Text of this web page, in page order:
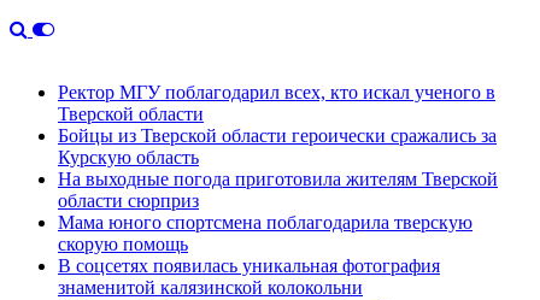
Ректор МГУ поблагодарил всех, кто искал ученого в
Тверской области
Бойцы из Тверской области героически сражались за
Курскую область
На выходные погода приготовила жителям Тверской
области сюрприз
Мама юного спортсмена поблагодарила тверскую
скорую помощь
В соцсетях появилась уникальная фотография
знаменитой калязинской колокольни